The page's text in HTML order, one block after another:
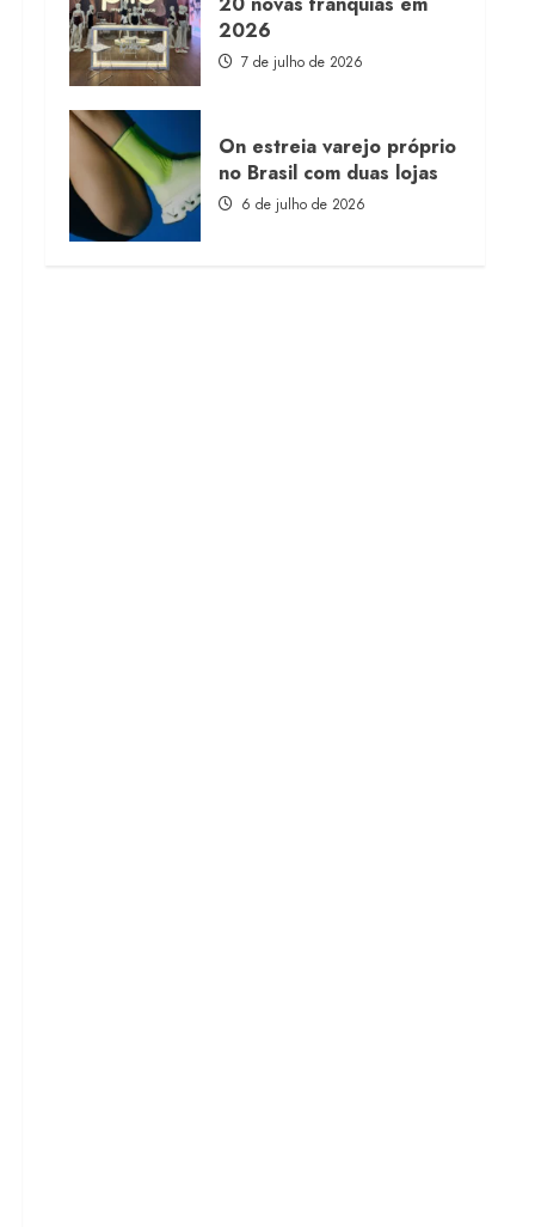
2026
7 de julho de 2026
On estreia varejo próprio
no Brasil com duas lojas
6 de julho de 2026